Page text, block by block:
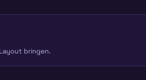
bringen.